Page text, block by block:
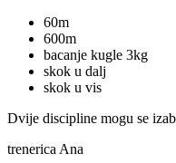
60m
600m
bacanje kugle 3kg
skok u dalj
skok u vis
Dvije discipline mogu se
trenerica Ana